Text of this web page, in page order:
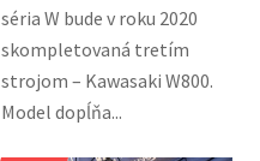
séria W bude v roku 2020
skompletovaná tretím
strojom – Kawasaki W800.
Model dopĺňa...